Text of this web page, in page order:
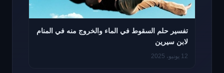
تفسير حلم السقوط في الماء والخروج منه في المنام
لابن سيرين
12 يونيو، 2025